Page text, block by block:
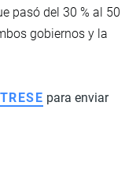
pasó del 30 % al 50
gobiernos y la
para enviar